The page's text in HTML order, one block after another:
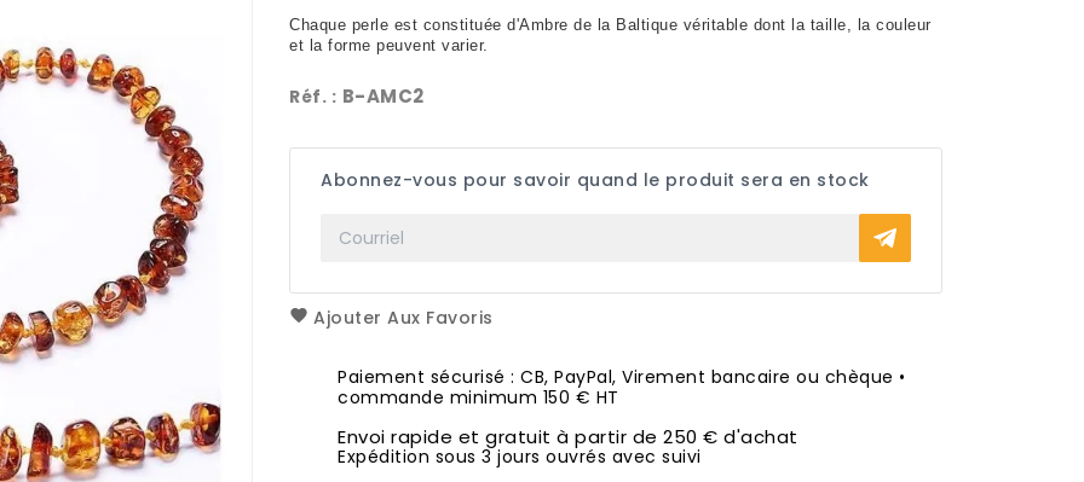
Chaque perle est constituée d'Ambre de la Baltique véritable dont la taille, la couleur
et la forme peuvent varier.
Réf. : B-AMC2
Abonnez-vous pour savoir quand le produit sera en stock
Ajouter Aux Favoris
Paiement sécurisé : CB, PayPal, Virement bancaire ou chèque •
commande minimum 150 € HT
Envoi rapide et gratuit à partir de 250 € d'achat
Expédition sous 3 jours ouvrés avec suivi